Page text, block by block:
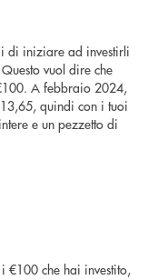
di iniziare ad investirli
vuol dire che
A febbraio 2024,
quindi con i tuoi
e un pezzetto di
€100 che hai investito,